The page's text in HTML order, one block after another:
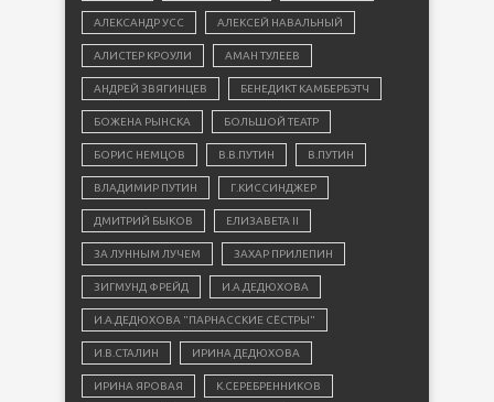
АЛЕКСАНДР УСС АЛЕКСЕЙ НАВАЛЬНЫЙ
АЛИСТЕР КРОУЛИ АМАН ТУЛЕЕВ
АНДРЕЙ ЗВЯГИНЦЕВ БЕНЕДИКТ КАМБЕРБЭТЧ
БОЖЕНА РЫНСКА БОЛЬШОЙ ТЕАТР
БОРИС НЕМЦОВ В.В.ПУТИН В.ПУТИН
ВЛАДИМИР ПУТИН Г.КИССИНДЖЕР
ДМИТРИЙ БЫКОВ ЕЛИЗАВЕТА II
ЗА ЛУННЫМ ЛУЧЕМ ЗАХАР ПРИЛЕПИН
ЗИГМУНД ФРЕЙД И.А.ДЕДЮХОВА
И.А.ДЕДЮХОВА "ПАРНАССКИЕ СЁСТРЫ"
И.В.СТАЛИН ИРИНА ДЕДЮХОВА
ИРИНА ЯРОВАЯ К.СЕРЕБРЕННИКОВ